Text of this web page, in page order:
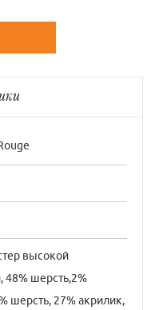
высокой
48% шерсть,2%
шерсть, 27% акрилик,